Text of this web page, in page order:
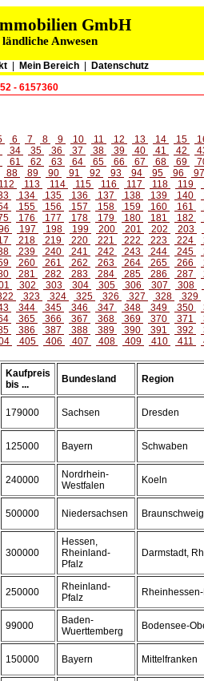
GmbH
Anwesen
| Mein Bereich Datenschutz
- 6157360
6 7 8 9 10 11 12 13 14 15
34 35 36 37 38 39 40 41 42
61 62 63 64 65 66 67 68 69
88 89 90 91 92 93 94 95 96 97
112 113 114 115 116 117 118 119
134 135 136 137 138 139 140
155 156 157 158 159 160 161
176 177 178 179 180 181 182
197 198 199 200 201 202 203
218 219 220 221 222 223 224
239 240 241 242 243 244 245
260 261 262 263 264 265 266
281 282 283 284 285 286 287
302 303 304 305 306 307 308
323 324 325 326 327 328 329
344 345 346 347 348 349 350
365 366 367 368 369 370 371
386 387 388 389 390 391 392
405 406 407 408 409 410 411
Kaufpreis
bis ...
Bundesland Region
179000 Sachsen Dresden
125000 Bayern Schwaben
240000
Nordrhein-
Westfalen
Koeln
500000 Niedersachsen Braunschweig
300000
Hessen,
Rheinland-
Pfalz
Darmstadt,
250000
Rheinland-
Pfalz
99000
Baden-
Wuerttemberg
Bodensee-
150000 Bayern Mittelfranken